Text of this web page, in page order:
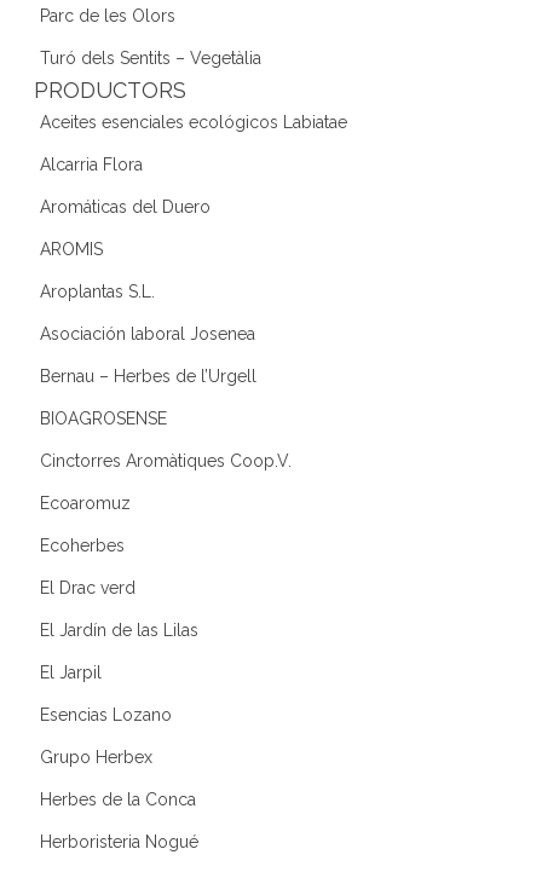
Parc de les Olors
Turó dels Sentits – Vegetàlia
PRODUCTORS
Aceites esenciales ecológicos Labiatae
Alcarria Flora
Aromáticas del Duero
AROMIS
Aroplantas S.L.
Asociación laboral Josenea
Bernau – Herbes de l’Urgell
BIOAGROSENSE
Cinctorres Aromàtiques Coop.V.
Ecoaromuz
Ecoherbes
El Drac verd
El Jardín de las Lilas
El Jarpil
Esencias Lozano
Grupo Herbex
Herbes de la Conca
Herboristeria Nogué